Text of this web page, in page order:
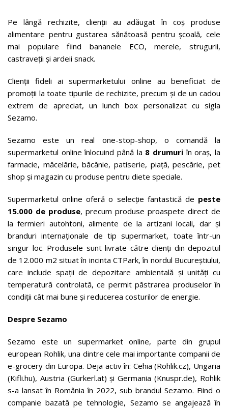
Pe lângă rechizite, clienții au adăugat în coș produse
alimentare pentru gustarea sănătoasă pentru școală, cele
mai populare fiind bananele ECO, merele, strugurii,
castraveții și ardeii snack.
Clienții fideli ai supermarketului online au beneficiat de
promoții la toate tipurile de rechizite, precum și de un cadou
extrem de apreciat, un lunch box personalizat cu sigla
Sezamo.
Sezamo este un real one-stop-shop, o comandă la
supermarketul online înlocuind până la 8 drumuri în oraș, la
farmacie, măcelărie, băcănie, patiserie, piață, pescărie, pet
shop și magazin cu produse pentru diete speciale.
Supermarketul online oferă o selecție fantastică de peste
15.000 de produse, precum produse proaspete direct de
la fermieri autohtoni, alimente de la artizani locali, dar și
branduri internaționale de tip supermarket, toate într-un
singur loc. Produsele sunt livrate către clienți din depozitul
de 12.000 m2 situat în incinta CTPark, în nordul Bucureștiului,
care include spații de depozitare ambientală și unități cu
temperatură controlată, ce permit păstrarea produselor în
condiții cât mai bune și reducerea costurilor de energie.
Despre Sezamo
Sezamo este un supermarket online, parte din grupul
european Rohlik, una dintre cele mai importante companii de
e-grocery din Europa. Deja activ în: Cehia (Rohlik.cz), Ungaria
(Kifli.hu), Austria (Gurkerl.at) și Germania (Knuspr.de), Rohlik
s-a lansat în România în 2022, sub brandul Sezamo. Fiind o
companie bazată pe tehnologie, Sezamo se angajează în